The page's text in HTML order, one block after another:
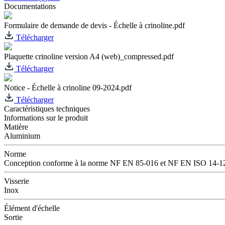
Documentations
Formulaire de demande de devis - Échelle à crinoline.pdf
Télécharger
Plaquette crinoline version A4 (web)_compressed.pdf
Télécharger
Notice - Échelle à crinoline 09-2024.pdf
Télécharger
Caractéristiques techniques
Informations sur le produit
Matière
Aluminium
Norme
Conception conforme à la norme NF EN 85-016 et NF EN ISO 14-
Visserie
Inox
Élément d'échelle
Sortie